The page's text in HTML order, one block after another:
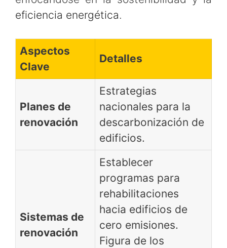
eficiencia energética.
Aspectos
Clave
Detalles
Planes de
renovación
Estrategias
nacionales para la
descarbonización de
edificios.
Sistemas de
renovación
Establecer
programas para
rehabilitaciones
hacia edificios de
cero emisiones.
Figura de los